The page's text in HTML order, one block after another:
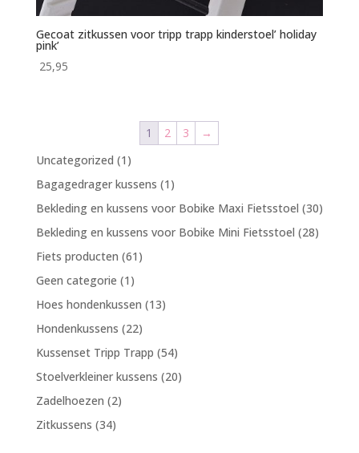
Gecoat zitkussen voor tripp trapp kinderstoel’ holiday
pink’
25,95
1 2 3
→
Uncategorized 1 1
product
Bagagedrager kussens 1 1
product
Bekleding en kussens voor Bobike Maxi Fietsstoel 3030
Bekleding en kussens voor Bobike Mini Fietsstoel 2828
Fiets producten 61 61
Geen categorie 1 1
product
Hoes hondenkussen 1313
Hondenkussens 2222
producten
Kussenset Tripp Trapp 5454
producten
Stoelverkleiner kussens 2020
Zadelhoezen 22
Zitkussens 3434